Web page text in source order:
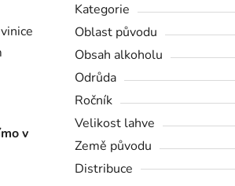
v
Kategorie
Oblast původu
Obsah alkoholu
Odrůda
Ročník
Velikost lahve
Země původu
Distribuce